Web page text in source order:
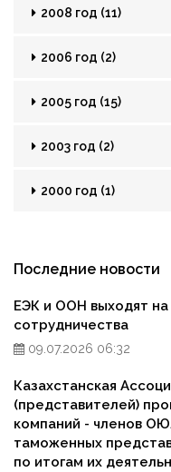
2008 год (11)
2006 год (2)
2005 год (15)
2003 год (2)
2000 год (1)
Последние новости
ЕЭК и ООН выходят
сотрудничества
09.07.2026 06:32
Казахстанская
(представителей)
компаний - членов
таможенных
по итогам их